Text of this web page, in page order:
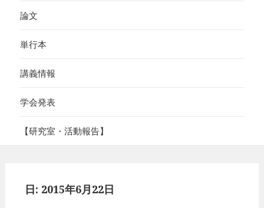
論文
単行本
講義情報
学会発表
【研究室・活動報告】
日: 2015年6月22日